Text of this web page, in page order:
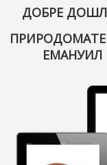
ДОБРЕ
ЕМАНУИЛ